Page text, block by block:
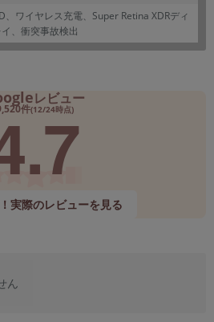
、ワイヤレス充電、Super Retina XDRディ
、衝突事故検出
レビュー
件(12/24時点)
実際のレビューを見る
ん